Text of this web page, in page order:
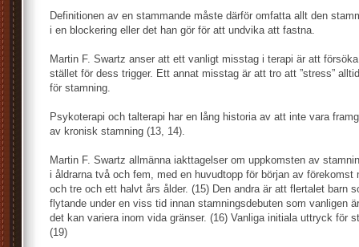
Definitionen av en stammande måste därför omfatta allt den
i en blockering eller det han gör för att undvika att fastna.
Martin F. Swartz anser att ett vanligt misstag i terapi är att
stället för dess trigger. Ett annat misstag är att tro att ”stress”
för stamning.
Psykoterapi och talterapi har en lång historia av att inte vara
av kronisk stamning (13, 14).
Martin F. Swartz allmänna iakttagelser om uppkomsten av
i åldrarna två och fem, med en huvudtopp för början av förekomst
och tre och ett halvt års ålder. (15) Den andra är att flertalet barn
flytande under en viss tid innan stamningsdebuten som vanligen
det kan variera inom vida gränser. (16) Vanliga initiala uttryck för
(19)